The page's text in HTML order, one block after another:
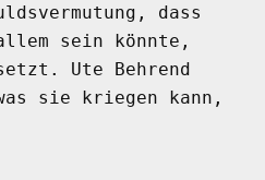
dass
sein könnte,
Ute Behrend
sie kriegen kann,